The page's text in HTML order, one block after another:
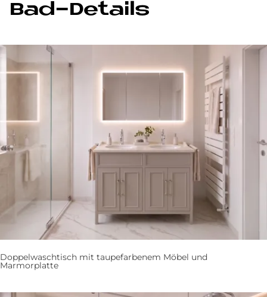
Bad-De­tails
Doppelwaschtisch mit taupefarbenem Möbel und
Marmorplatte